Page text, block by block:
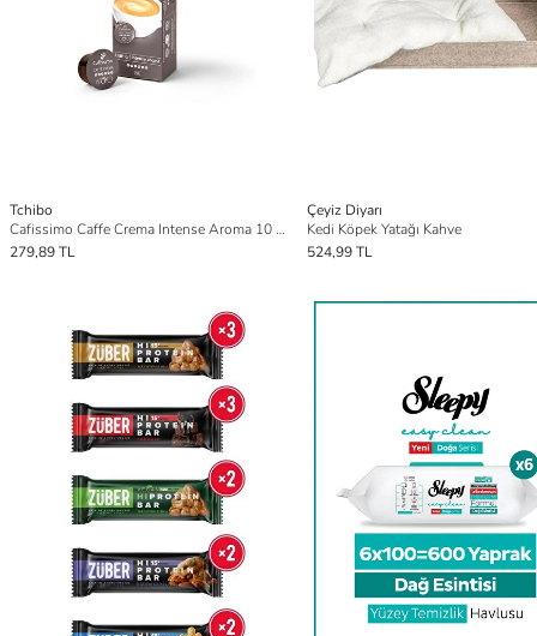
Tchibo
Cafissimo Caffe Crema Intense Aroma 10 lu Kapsül
279,89 TL
Çeyiz Diyarı
Kedi Köpek Yatağı Kahve
524,99 TL